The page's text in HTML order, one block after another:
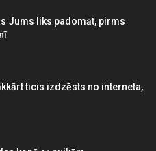
Jums liks padomāt, pirms
ticis izdzēsts no interneta,